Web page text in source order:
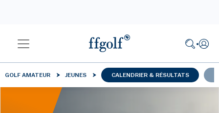
GOLF AMATEUR JEUNES CALENDRIER & RÉSULTATS